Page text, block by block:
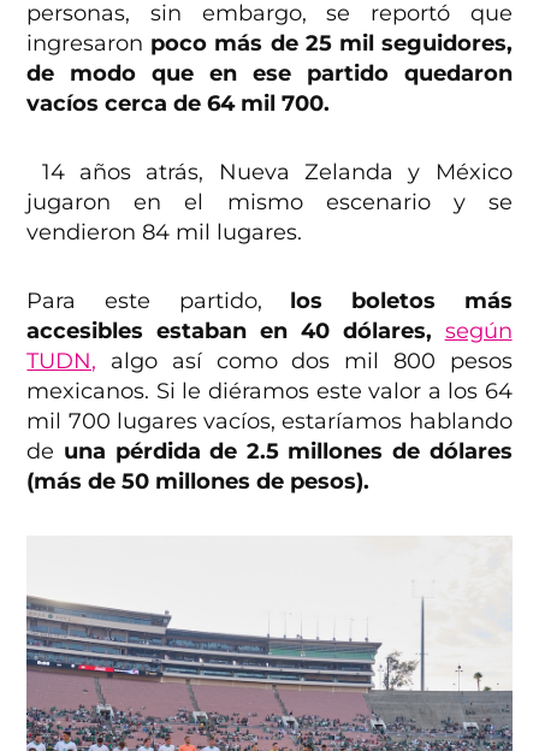
personas, sin embargo, se reportó que
ingresaron poco más de 25 mil seguidores,
de modo que en ese partido quedaron
vacíos cerca de 64 mil 700.
14 años atrás, Nueva Zelanda y México
jugaron en el mismo escenario y se
vendieron 84 mil lugares.
Para este partido, los boletos más
accesibles estaban en 40 dólares, según
TUDN, algo así como dos mil 800 pesos
mexicanos. Si le diéramos este valor a los 64
mil 700 lugares vacíos, estaríamos hablando
de una pérdida de 2.5 millones de dólares
(más de 50 millones de pesos).